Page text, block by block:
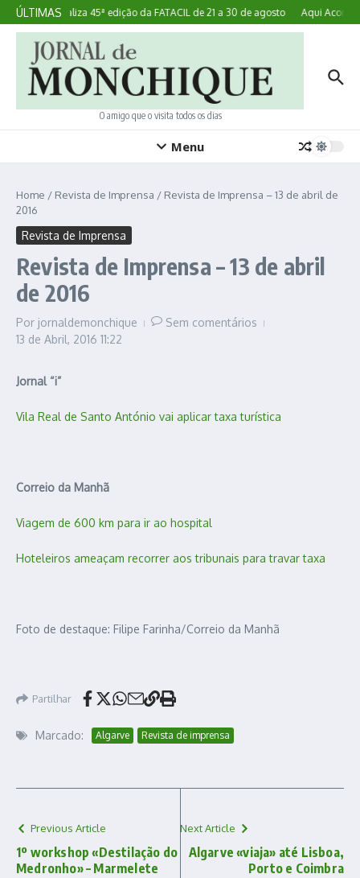
Ir para o conteúdo
ÚLTIMAS
Lagoa realiza 45ª edição da FATACIL de 21 a 30 de agosto Aqui
O amigo que o visita todos os dias
Menu
Home / Revista de Imprensa / Revista de Imprensa – 13 de abril de
2016
Revista de Imprensa
Revista de Imprensa – 13 de abril
de 2016
Por jornaldemonchique
Sem comentários
13 de Abril, 2016 11:22
Jornal “i”
Vila Real de Santo António vai aplicar taxa turística
Correio da Manhã
Viagem de 600 km para ir ao hospital
Hoteleiros ameaçam recorrer aos tribunais para travar taxa
Foto de destaque: Filipe Farinha/Correio da Manhã
Partilhar
Marcado: Algarve Revista de imprensa
Previous Article
1º workshop «Destilação do
Medronho» – Marmelete
Next Article
Algarve «viaja» até Lisboa,
Porto e Coimbra